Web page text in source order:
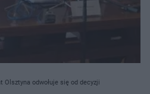
Olsztyna odwołuje się od decyzji